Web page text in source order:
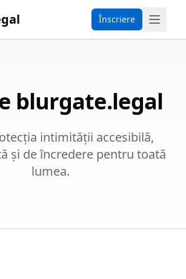
Înscriere
blurgate.legal
intimității accesibilă,
și de încredere pentru toată
lumea.